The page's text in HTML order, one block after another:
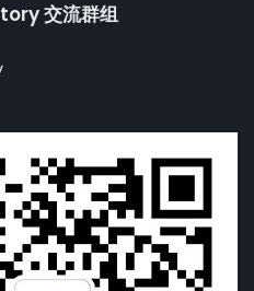
交流群组